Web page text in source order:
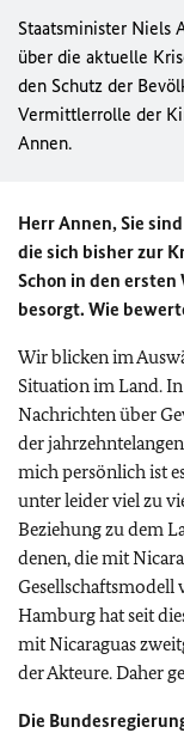
Staatsminister Niels
über die aktuelle
den Schutz der
Vermittlerrolle der
Annen.
Herr Annen, Sie
die sich bisher zur
Schon in den
besorgt. Wie
Wir blicken im
Situation im Land.
Nachrichten über
der
mich persönlich ist
unter leider viel zu
Beziehung zu dem
denen, die mit
Gesellschaftsmodell
Hamburg hat seit
mit Nicaraguas
der Akteure. Daher
Die